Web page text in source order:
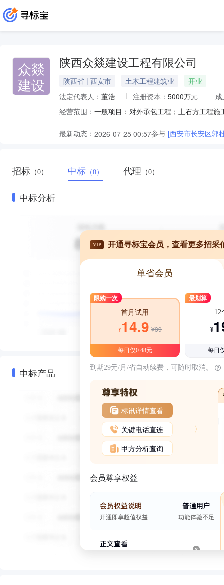
众燚
建设
陕西众燚建设工程有限公司
陕西省 | 西安市 土木工程建筑业
开业
法定代表人： 董浩 注册资本： 5000万元
经营范围：
最新动态： 2026-07-25 00:57参与 [西安市长安区郭
招标 （0） 中标 （0） 代理 （0）
中标分析
中标产品
VIP 开通寻标宝会员，查看更多招采
单省会员
限购一次
首月试用
¥14.9 ¥39
每日仅0.48元
最划算
12
¥
每日
到期29元/月/省自动续费，可随时取消。
标讯详情查看
关键电话直连
甲方分析查询
会员尊享权益